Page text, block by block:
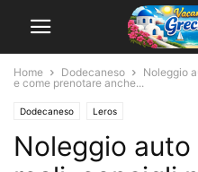
Home Dodecaneso
Noleggio
e come prenotare anche...
Dodecaneso Leros
Noleggio